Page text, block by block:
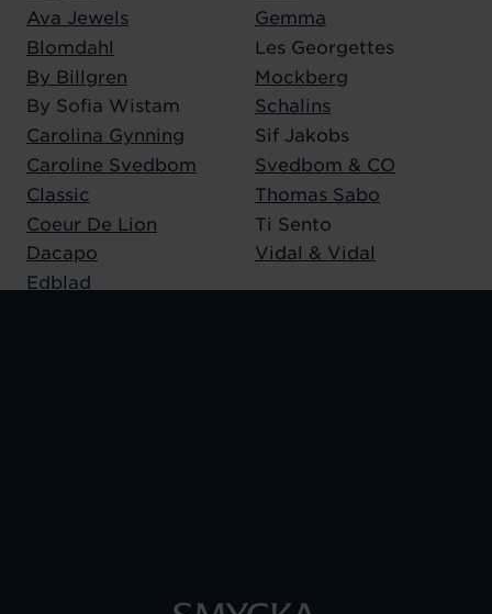
Ava Jewels
Blomdahl
By Billgren
By Sofia Wistam
Carolina Gynning
Caroline Svedbom
Classic
Coeur De Lion
Dacapo
Edblad
Gemma
Les Georgettes
Mockberg
Schalins
Sif Jakobs
Svedbom & CO
Thomas Sabo
Ti Sento
Vidal & Vidal